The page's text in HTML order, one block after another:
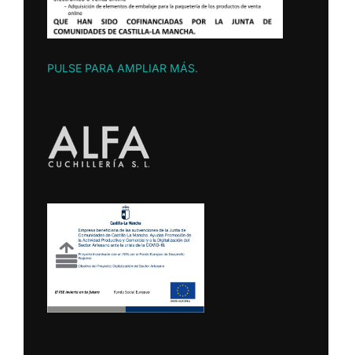
PULSE PARA AMPLIAR MÁS.